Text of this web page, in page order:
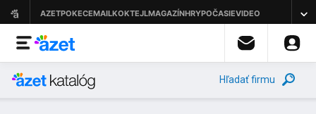
Hľadať firmu